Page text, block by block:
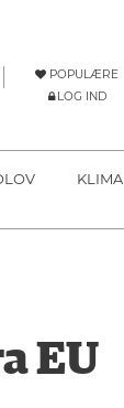
POPULÆRE
LOG IND
KLIMA
EU